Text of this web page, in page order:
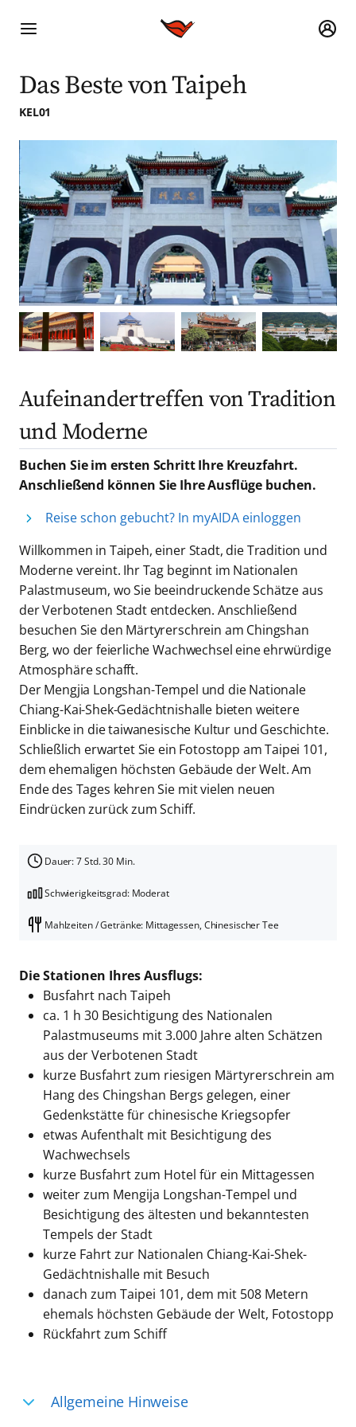
Das Beste von Taipeh
KEL01
Aufeinandertreffen von Tradition
und Moderne
Buchen Sie im ersten Schritt Ihre Kreuzfahrt.
Anschließend können Sie Ihre Ausflüge buchen.
Reise schon gebucht? In myAIDA einloggen
Willkommen in Taipeh, einer Stadt, die Tradition und
Moderne vereint. Ihr Tag beginnt im Nationalen
Palastmuseum, wo Sie beeindruckende Schätze aus
der Verbotenen Stadt entdecken. Anschließend
besuchen Sie den Märtyrerschrein am Chingshan
Berg, wo der feierliche Wachwechsel eine ehrwürdige
Atmosphäre schafft.
Der Mengjia Longshan-Tempel und die Nationale
Chiang-Kai-Shek-Gedächtnishalle bieten weitere
Einblicke in die taiwanesische Kultur und Geschichte.
Schließlich erwartet Sie ein Fotostopp am Taipei 101,
dem ehemaligen höchsten Gebäude der Welt. Am
Ende des Tages kehren Sie mit vielen neuen
Eindrücken zurück zum Schiff.
Dauer: 7 Std. 30 Min.
Schwierigkeitsgrad: Moderat
Mahlzeiten / Getränke: Mittagessen, Chinesischer Tee
Die Stationen Ihres Ausflugs:
Busfahrt nach Taipeh
ca. 1 h 30 Besichtigung des Nationalen
Palastmuseums mit 3.000 Jahre alten Schätzen
aus der Verbotenen Stadt
kurze Busfahrt zum riesigen Märtyrerschrein am
Hang des Chingshan Bergs gelegen, einer
Gedenkstätte für chinesische Kriegsopfer
etwas Aufenthalt mit Besichtigung des
Wachwechsels
kurze Busfahrt zum Hotel für ein Mittagessen
weiter zum Mengija Longshan-Tempel und
Besichtigung des ältesten und bekanntesten
Tempels der Stadt
kurze Fahrt zur Nationalen Chiang-Kai-Shek-
Gedächtnishalle mit Besuch
danach zum Taipei 101, dem mit 508 Metern
ehemals höchsten Gebäude der Welt, Fotostopp
Rückfahrt zum Schiff
Allgemeine Hinweise